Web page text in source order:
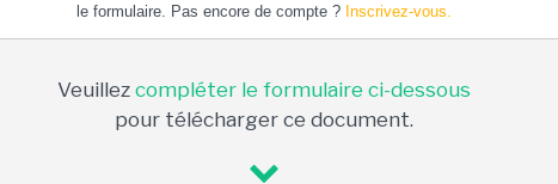
le formulaire. Pas encore de compte ? Inscrivez-vous.
Veuillez compléter le formulaire ci-dessous
pour télécharger ce document.